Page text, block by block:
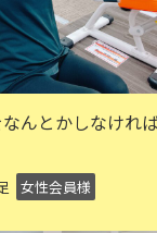
んとかしなけれ
女性会員様